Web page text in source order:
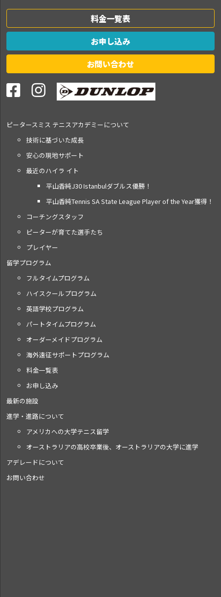
料金一覧表
お申し込み
お問い合わせ
ピータースミス テニスアカデミーについて
技術に基づいた成長
安心の現地サポート
最近のハイラ イト
平山香純J30 Istanbulダブルス優勝！
平山香純Tennis SA State League Player of the Year獲得！
コーチングスタッフ
ピーターが育てた選手たち
プレイヤー
留学プログラム
フルタイムプログラム
ハイスクールプログラム
英語学校プログラム
パートタイムプログラム
オーダーメイドプログラム
海外遠征サポートプログラム
料金一覧表
お申し込み
最新の施設
進学・進路について
アメリカへの大学テニス留学
オーストラリアの高校卒業後、オーストラリアの大学に進学
アデレードについて
お問い合わせ